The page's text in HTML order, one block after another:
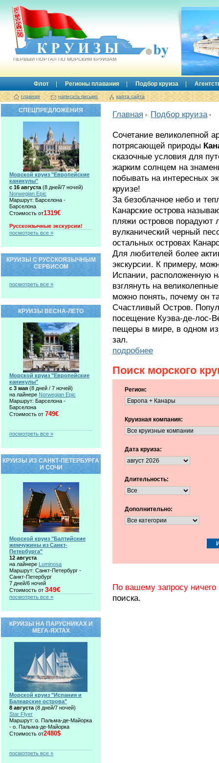
Круизы.by
ПЕРВЫЙ ПОРТАЛ ПО МОРСКИМ КРУИЗАМ
Флот Регионы плавания Подбор круиза
главная написать письмо карта сайта
Главная Подбор круиза
Сочетание великолепной
потрясающей природы
сказочные условия для
жарким солнцем на
побывать на интересных
круизе!
За безоблачное небо и
Канарские острова
пляжи островов порадуют
вулканический черный
остальных островах
Для любителей более
экскурсии. К примеру,
Испании, расположенную
взглянуть на
можно понять, почему он
Счастливый Остров.
посещение Куэва-де-лос-
пещеры в мире, в одном из
зал.
подробнее
Поиск морского
Регион:
Круизная компания:
Дата круиза:
Длительность:
Дополнительно:
По вашему запросу ничего
поиска.
СПЕЦПРЕДЛОЖЕНИЯ
Морской круиз "Европейские
каникулы"
с 16 августа (8 дней/7 ночей)
Norwegian Epic
Маршрут: Барселона -
Барселона
Стоимость от1319€
Русскоязычные экскурсии!
посмотреть все »
КРУИЗЫ С РУССКОЯЗЫЧНЫМ
СЕРВИСОМ
посмотреть все »
КРУИЗЫ ВЕСНА-ЛЕТО
Морской круиз "Европейские
каникулы"
c 3 мая (8 дней / 7 ночей)
на лайнере Norwegian Epic
Маршрут: Барселона -
Барселона
Стоимость от 749€
посмотреть все »
КРУИЗЫ ИЗ САНКТ-ПЕТЕРБУРГА
И СОЧИ
Морской круиз "Балтийские
жемчужины из Санкт-
Петербурга"
12 августа
на лайнере Luminosa
Маршрут: Санкт-Петербург -
Санкт-Петербург
7 дней/6 ночей
Стоимость от 349€
посмотреть все »
КРУИЗЫ НА ПАРУСНИКАХ И
МЕГА-ЯХТАХ
Морской круиз "Испания и
Балеарские острова"
8 августа (8 дней/7 ночей)
Star Flyer
Маршрут: о. Пальма-де-Майорка
- о. Пальма-де-Майорка
Стоимость от2480$
посмотреть все »